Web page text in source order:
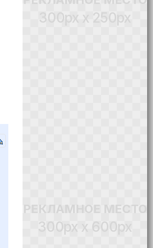
300px x 250px
РЕКЛАМНОЕ МЕСТО
300px x 600px